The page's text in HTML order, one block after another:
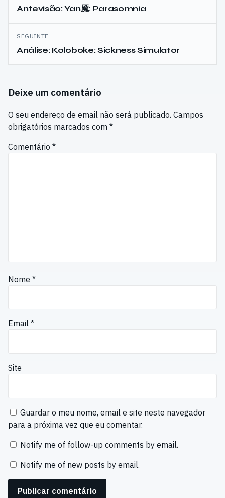
de
artigos
Antevisão: Yan魇: Parasomnia
SEGUINTE
Análise: Koloboke: Sickness Simulator
Deixe um comentário
O seu endereço de email não será publicado. Campos
obrigatórios marcados com *
Comentário *
Nome *
Email *
Site
Guardar o meu nome, email e site neste navegador
para a próxima vez que eu comentar.
Notify me of follow-up comments by email.
Notify me of new posts by email.